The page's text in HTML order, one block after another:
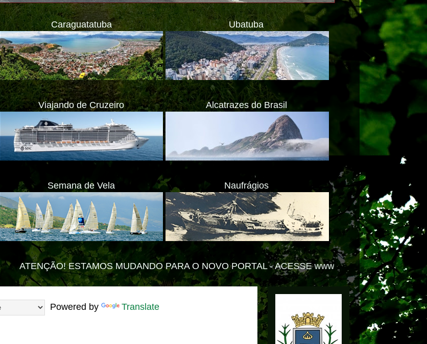
Caraguatatuba Ubatuba
Viajando de Cruzeiro Alcatrazes do Brasil
Semana de Vela Naufrágios
MUDANDO PARA O NOVO PORTAL -ACESSE www.impactolitoral.com.br
Powered by Translate